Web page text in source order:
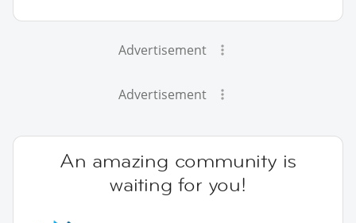
Advertisement
Advertisement
An amazing community is
waiting for you!